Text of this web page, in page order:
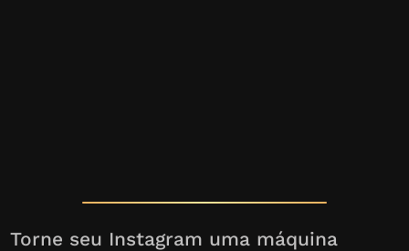
Torne seu Instagram uma máquina